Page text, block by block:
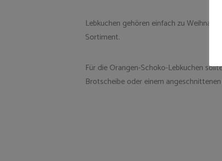
Lebkuchen gehören einfach zu
Sortiment.
Für die Orangen-Schoko-Lebkuchen
Brotscheibe oder einem